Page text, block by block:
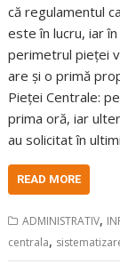
că regulamentul
este în lucru, iar
perimetrul pieței
are și o primă
Pieței Centrale:
prima oră, iar
au solicitat în
READ MORE
ADMINISTRATIV,
centrala,